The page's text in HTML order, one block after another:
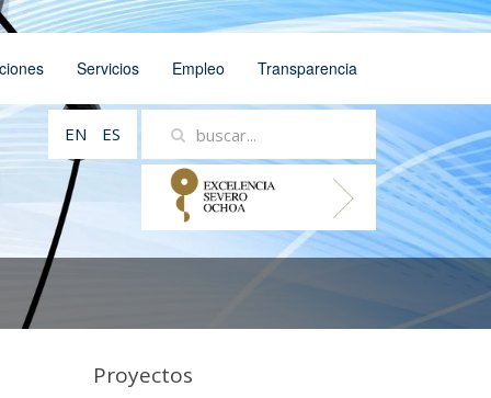
Servicios Empleo Transparencia
EN ES
Proyectos